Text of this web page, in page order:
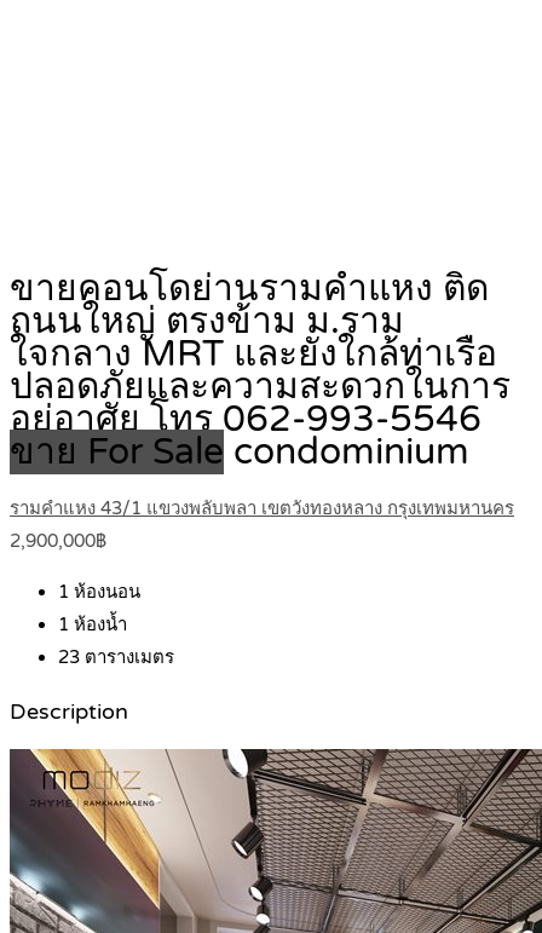
ขายคอนโดย่านรามคำแหง ติด
ถนนใหญ่ ตรงข้าม ม.ราม
ใจกลาง MRT และยังใกล้ท่าเรือ
ปลอดภัยและความสะดวกในการ
อยู่อาศัย โทร 062-993-5546
ขาย For Sale condominium
รามคำแหง 43/1 แขวงพลับพลา เขตวังทองหลาง กรุงเทพมหานคร
2,900,000฿
1 ห้องนอน
1 ห้องน้ำ
23 ตารางเมตร
Description